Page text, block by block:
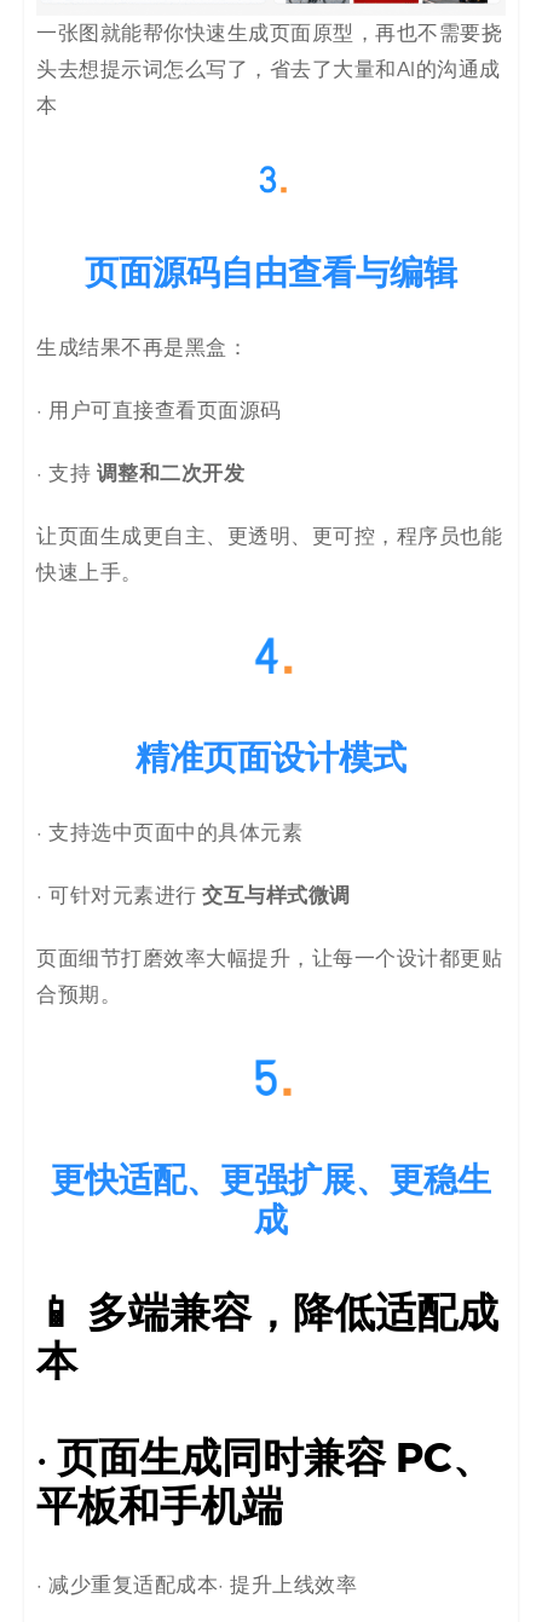
一张图就能帮你快速生成页面原型，再也不需要挠
头去想提示词怎么写了，省去了大量和AI的沟通成
本
页面源码自由查看与编辑
生成结果不再是黑盒：
· 用户可直接查看页面源码
· 支持 调整和二次开发
让页面生成更自主、更透明、更可控，程序员也能
快速上手。
精准页面设计模式
· 支持选中页面中的具体元素
· 可针对元素进行 交互与样式微调
页面细节打磨效率大幅提升，让每一个设计都更贴
合预期。
更快适配、更强扩展、更稳生
成
📱 多端兼容，降低适配成
本
· 页面生成同时兼容 PC、
平板和手机端
· 减少重复适配成本· 提升上线效率